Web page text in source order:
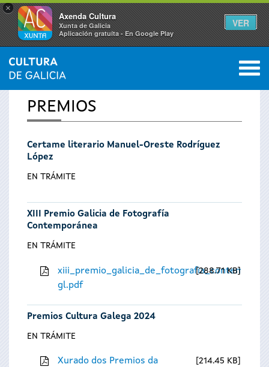
×
Axenda Cultura
Xunta de Galicia
Aplicación gratuíta - En Google Play
VER
Vostede
está
aquí
INICIO 0
PREMIOS
Certame literario Manuel-Oreste Rodríguez
López
EN TRÁMITE
XIII Premio Galicia de Fotografía
Contemporánea
EN TRÁMITE
gl.pdf
288.71 KB
Premios Cultura Galega 2024
EN TRÁMITE
Xurado dos Premios da
214.45 KB